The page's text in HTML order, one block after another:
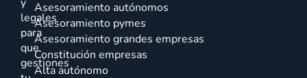
legales
para
que
gestiones
Asesoramiento autónomos
Asesoramiento pymes
Asesoramiento grandes empresas
Constitución empresas
Alta autónomo